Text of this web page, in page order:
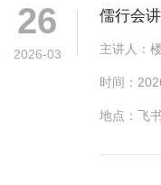
26
2026-03
儒行会
中的两
主讲人：
时间：
地点：飞